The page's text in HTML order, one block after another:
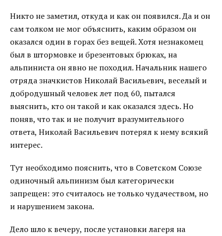
Никто не заметил, откуда и как он появился. Да и он
сам толком не мог объяснить, каким образом он
оказался один в горах без вещей. Хотя незнакомец
был в штормовке и брезентовых брюках, на
альпиниста он явно не походил. Начальник нашего
отряда значкистов Николай Васильевич, веселый и
добродушный человек лет под 60, пытался
выяснить, кто он такой и как оказался здесь. Но
поняв, что так и не получит вразумительного
ответа, Николай Васильевич потерял к нему всякий
интерес.
Тут необходимо пояснить, что в Советском Союзе
одиночный альпинизм был категорически
запрещен: это считалось не только чудачеством, но
и нарушением закона.
Дело шло к вечеру, после установки лагеря на